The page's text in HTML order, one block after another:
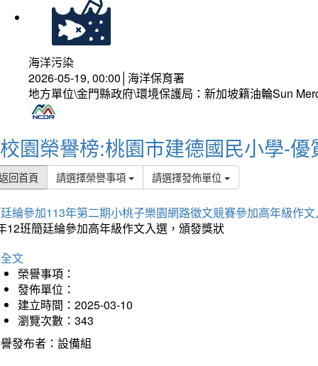
海洋污染
2026-05-19, 00:00│海洋保育署
地方單位\金門縣政府\環境保護局：新加坡籍油輪Sun
校園榮譽榜:桃園市建德國民小學-優
回首頁 請選擇榮譽事項 請選擇發佈單位
綸參加113年第二期小桃子樂園網路徵文競賽參加高年級作
12班簡廷綸參加高年級作文入選，頒發獎狀
文
榮譽事項：
發佈單位：
建立時間：2025-03-10
瀏覽次數：343
發布者：設備組